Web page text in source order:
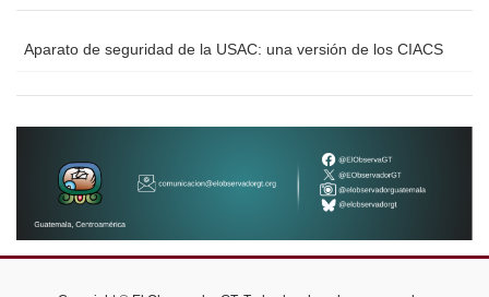
Aparato de seguridad de la USAC: una versión de los CIACS